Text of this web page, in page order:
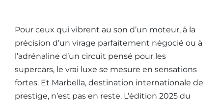
Pour ceux qui vibrent au son d’un moteur, à la
précision d’un virage parfaitement négocié ou à
l’adrénaline d’un circuit pensé pour les
supercars, le vrai luxe se mesure en sensations
fortes. Et Marbella, destination internationale de
prestige, n’est pas en reste. L’édition 2025 du